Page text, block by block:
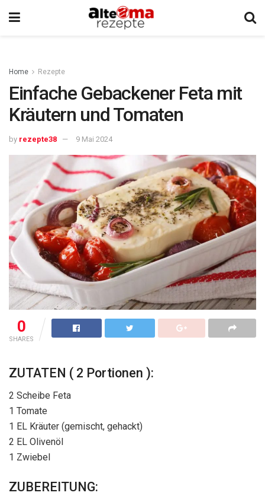
Home Rezepte
Einfache Gebackener Feta mit
Kräutern und Tomaten
by rezepte38 9 Mai 2024
0
SHARES
ZUTATEN ( 2 Portionen ):
2 Scheibe Feta
1 Tomate
1 EL Kräuter (gemischt, gehackt)
2 EL Olivenöl
1 Zwiebel
ZUBEREITUNG: